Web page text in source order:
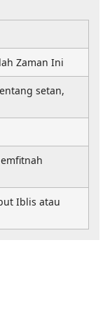
Zaman Ini
setan,
Iblis atau